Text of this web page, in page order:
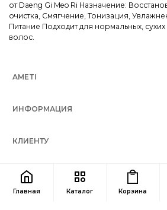
Главная Каталог Корзина
от Daeng Gi Meo Ri Назначение:
очистка, Смягчение, Тонизация,
Питание Подходит для нормальных,
волос.
AMETI
ИНФОРМАЦИЯ
КЛИЕНТУ
КОНТАКТЫ